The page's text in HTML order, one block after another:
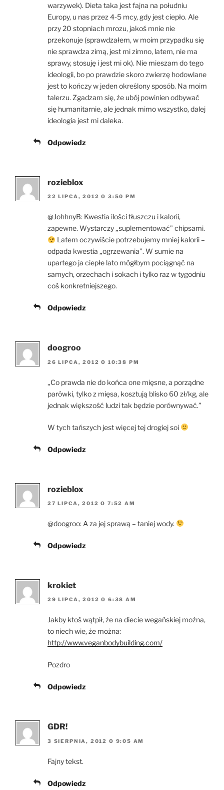
warzywek). Dieta taka jest fajna na południu
Europy, u nas przez 4-5 mcy, gdy jest ciepło. Ale
przy 20 stopniach mrozu, jakoś mnie nie
przekonuje (sprawdzałem, w moim przypadku się
nie sprawdza zimą, jest mi zimno, latem, nie ma
sprawy, stosuję i jest mi ok). Nie mieszam do tego
ideologii, bo po prawdzie skoro zwierzę hodowlane
jest to kończy w jeden określony sposób. Na moim
talerzu. Zgadzam się, że ubój powinien odbywać
się humanitarnie, ale jednak mimo wszystko, dalej
ideologia jest mi daleka.
Odpowiedz
rozieblox
22 LIPCA, 2012 O 3:50 PM
@JohhnyB: Kwestia ilości tłuszczu i kalorii,
zapewne. Wystarczy „suplementować” chipsami.
Latem oczywiście potrzebujemy mniej kalorii –
odpada kwestia „ogrzewania”. W sumie na
upartego ja ciepłe lato mógłbym pociągnąć na
samych, orzechach i sokach i tylko raz w tygodniu
coś konkretniejszego.
Odpowiedz
doogroo
26 LIPCA, 2012 O 10:38 PM
„Co prawda nie do końca one mięsne, a porządne
parówki, tylko z mięsa, kosztują blisko 60 zł/kg, ale
jednak większość ludzi tak będzie porównywać.”
W tych tańszych jest więcej tej drogiej soi
Odpowiedz
rozieblox
27 LIPCA, 2012 O 7:52 AM
@doogroo: A za jej sprawą – taniej wody.
Odpowiedz
krokiet
29 LIPCA, 2012 O 6:38 AM
Jakby ktoś wątpił, że na diecie wegańskiej można,
to niech wie, że można:
http://www.veganbodybuilding.com/
Pozdro
Odpowiedz
GDR!
3 SIERPNIA, 2012 O 9:05 AM
Fajny tekst.
Odpowiedz